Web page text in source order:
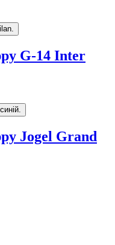
G-14 Inter
Jogel Grand